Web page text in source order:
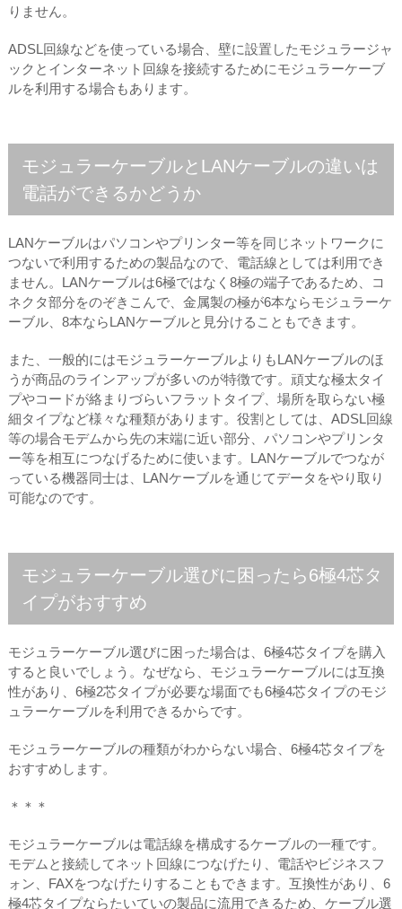
りません。
ADSL回線などを使っている場合、壁に設置したモジュラージャ
ックとインターネット回線を接続するためにモジュラーケーブ
ルを利用する場合もあります。
モジュラーケーブルとLANケーブルの違いは
電話ができるかどうか
LANケーブルはパソコンやプリンター等を同じネットワークに
つないで利用するための製品なので、電話線としては利用でき
ません。LANケーブルは6極ではなく8極の端子であるため、コ
ネクタ部分をのぞきこんで、金属製の極が6本ならモジュラーケ
ーブル、8本ならLANケーブルと見分けることもできます。
また、一般的にはモジュラーケーブルよりもLANケーブルのほ
うが商品のラインアップが多いのが特徴です。頑丈な極太タイ
プやコードが絡まりづらいフラットタイプ、場所を取らない極
細タイプなど様々な種類があります。役割としては、ADSL回線
等の場合モデムから先の末端に近い部分、パソコンやプリンタ
ー等を相互につなげるために使います。LANケーブルでつなが
っている機器同士は、LANケーブルを通じてデータをやり取り
可能なのです。
モジュラーケーブル選びに困ったら6極4芯タ
イプがおすすめ
モジュラーケーブル選びに困った場合は、6極4芯タイプを購入
すると良いでしょう。なぜなら、モジュラーケーブルには互換
性があり、6極2芯タイプが必要な場面でも6極4芯タイプのモジ
ュラーケーブルを利用できるからです。
モジュラーケーブルの種類がわからない場合、6極4芯タイプを
おすすめします。
＊＊＊
モジュラーケーブルは電話線を構成するケーブルの一種です。
モデムと接続してネット回線につなげたり、電話やビジネスフ
ォン、FAXをつなげたりすることもできます。互換性があり、6
極4芯タイプならたいていの製品に流用できるため、ケーブル選